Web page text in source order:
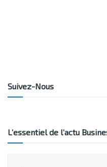
Suivez-Nous
L’essentiel de l’actu